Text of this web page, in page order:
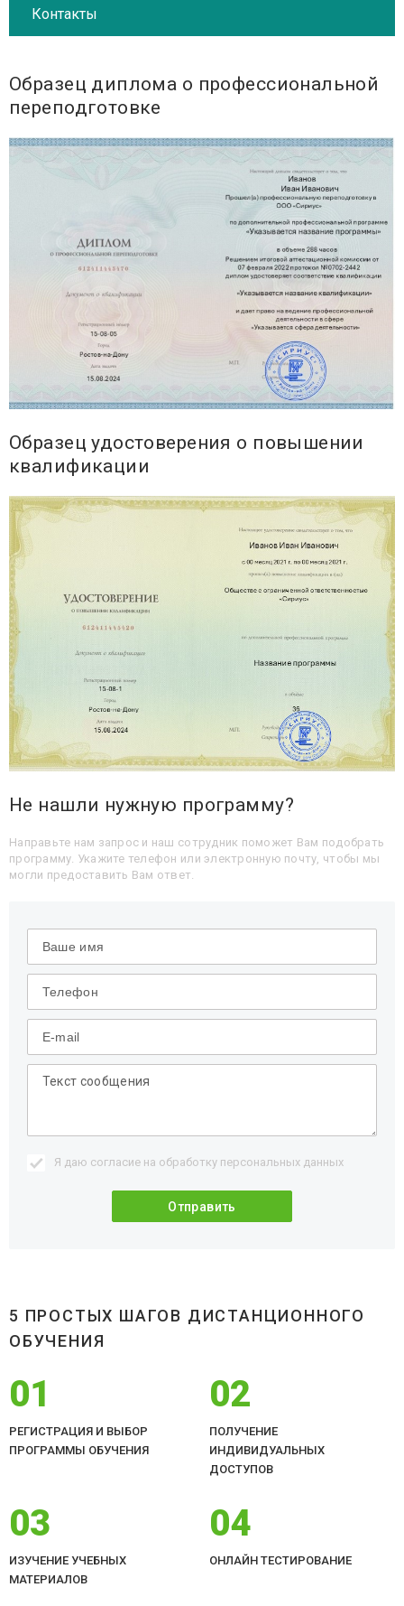
Контакты
Образец диплома о профессиональной
переподготовке
Образец удостоверения о повышении
квалификации
Не нашли нужную программу?
Направьте нам запрос и наш сотрудник поможет Вам подобрать
программу. Укажите телефон или электронную почту, чтобы мы
могли предоставить Вам ответ.
Я даю согласие на обработку персональных данных
5 ПРОСТЫХ ШАГОВ ДИСТАНЦИОННОГО
ОБУЧЕНИЯ
01
РЕГИСТРАЦИЯ И ВЫБОР
ПРОГРАММЫ ОБУЧЕНИЯ
02
ПОЛУЧЕНИЕ
ИНДИВИДУАЛЬНЫХ
ДОСТУПОВ
03
ИЗУЧЕНИЕ УЧЕБНЫХ
МАТЕРИАЛОВ
04
ОНЛАЙН ТЕСТИРОВАНИЕ